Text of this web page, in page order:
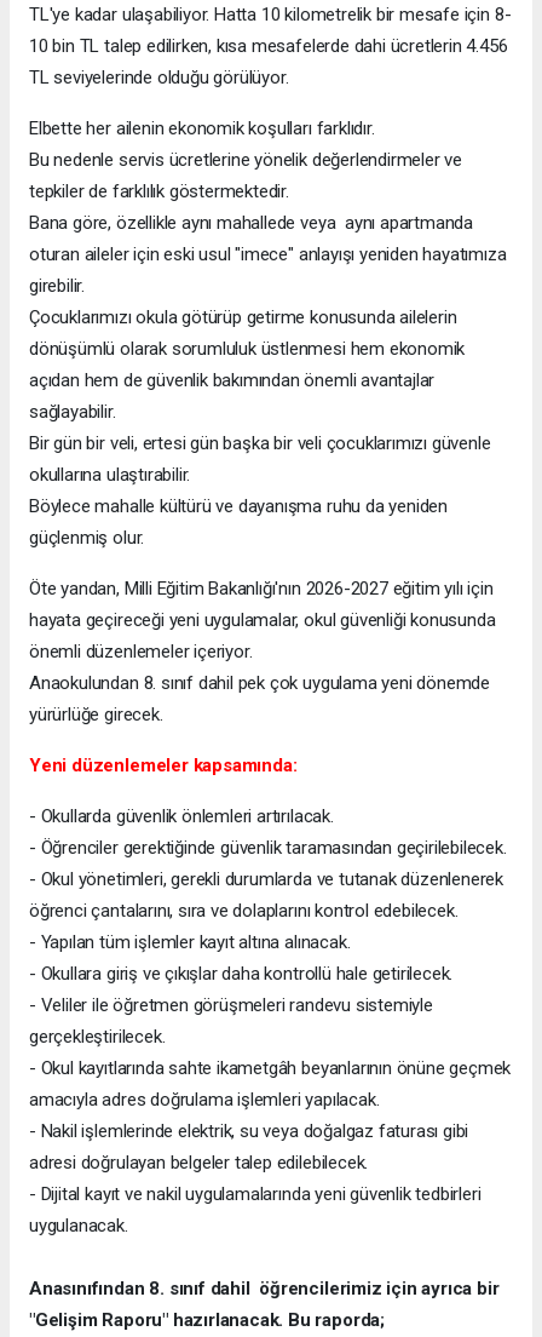
TL'ye kadar ulaşabiliyor. Hatta 10 kilometrelik bir mesafe için 8-
10 bin TL talep edilirken, kısa mesafelerde dahi ücretlerin 4.456
TL seviyelerinde olduğu görülüyor.
Elbette her ailenin ekonomik koşulları farklıdır.
Bu nedenle servis ücretlerine yönelik değerlendirmeler ve
tepkiler de farklılık göstermektedir.
Bana göre, özellikle aynı mahallede veya aynı apartmanda
oturan aileler için eski usul "imece" anlayışı yeniden hayatımıza
girebilir.
Çocuklarımızı okula götürüp getirme konusunda ailelerin
dönüşümlü olarak sorumluluk üstlenmesi hem ekonomik
açıdan hem de güvenlik bakımından önemli avantajlar
sağlayabilir.
Bir gün bir veli, ertesi gün başka bir veli çocuklarımızı güvenle
okullarına ulaştırabilir.
Böylece mahalle kültürü ve dayanışma ruhu da yeniden
güçlenmiş olur.
Öte yandan, Milli Eğitim Bakanlığı'nın 2026-2027 eğitim yılı için
hayata geçireceği yeni uygulamalar, okul güvenliği konusunda
önemli düzenlemeler içeriyor.
Anaokulundan 8. sınıf dahil pek çok uygulama yeni dönemde
yürürlüğe girecek.
Yeni düzenlemeler kapsamında:
- Okullarda güvenlik önlemleri artırılacak.
- Öğrenciler gerektiğinde güvenlik taramasından geçirilebilecek.
- Okul yönetimleri, gerekli durumlarda ve tutanak düzenlenerek
öğrenci çantalarını, sıra ve dolaplarını kontrol edebilecek.
- Yapılan tüm işlemler kayıt altına alınacak.
- Okullara giriş ve çıkışlar daha kontrollü hale getirilecek.
- Veliler ile öğretmen görüşmeleri randevu sistemiyle
gerçekleştirilecek.
- Okul kayıtlarında sahte ikametgâh beyanlarının önüne geçmek
amacıyla adres doğrulama işlemleri yapılacak.
- Nakil işlemlerinde elektrik, su veya doğalgaz faturası gibi
adresi doğrulayan belgeler talep edilebilecek.
- Dijital kayıt ve nakil uygulamalarında yeni güvenlik tedbirleri
uygulanacak.
Anasınıfından 8. sınıf dahil öğrencilerimiz için ayrıca bir
"Gelişim Raporu" hazırlanacak. Bu raporda;